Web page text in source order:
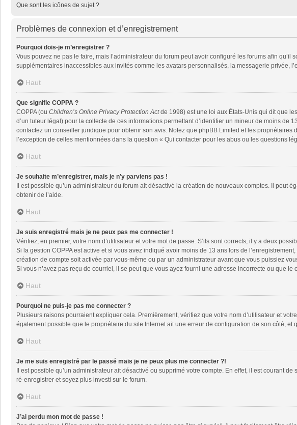
Que sont les icônes de sujet ?
Problèmes de connexion et d’enregistrement
Pourquoi dois-je m’enregistrer ?
Vous pouvez ne pas le faire, mais l’administrateur du forum peut avoir configuré les forums afin
supplémentaires inaccessibles aux invités comme les avatars personnalisés, la messagerie privée,
Haut
Que signifie COPPA ?
COPPA (ou Children’s Online Privacy Protection Actde 1998) est une loi aux États-Unis qui dit que
d’un tuteur légal) pour la collecte de ces informations permettant d’identifier un mineur de moins de
contactez un conseiller juridique pour obtenir son avis. Notez que phpBB Limited et les
l’exception de celles mentionnées dans la question « Qui contacter pour les abus ou les questions
Haut
Je souhaite m’enregistrer, mais je n’y parviens pas !
Il est possible qu’un administrateur du forum ait désactivé la création de nouveaux comptes. Il peut
obtenir de l’aide.
Haut
Je suis enregistré mais je ne peux pas me connecter !
Vérifiez, en premier, votre nom d’utilisateur et votre mot de passe. S’ils sont corrects, il y a deux
Si la gestion COPPA est active et si vous avez indiqué avoir moins de 13 ans lors de
création de compte soit activée par vous-même ou par un administrateur avant que vous puissiez
Si vous n’avez pas reçu de courriel, il se peut que vous ayez fourni une adresse incorrecte ou que
Haut
Pourquoi ne puis-je pas me connecter ?
Plusieurs raisons pourraient expliquer cela. Premièrement, vérifiez que votre nom d’utilisateur et
également possible que le propriétaire du site Internet ait une erreur de configuration de son côté, et
Haut
Je me suis enregistré par le passé mais je ne peux plus me connecter ?!
Il est possible qu’un administrateur ait désactivé ou supprimé votre compte. En effet, il est courant
ré-enregistrer et soyez plus investi sur le forum.
Haut
J’ai perdu mon mot de passe !